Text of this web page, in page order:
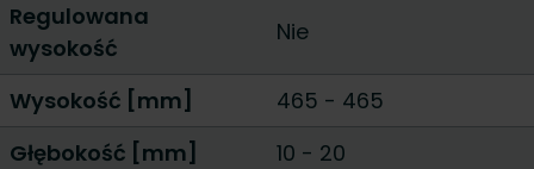
Regulowana
wysokość
Nie
Wysokość [mm]
465 - 465
Głębokość [mm]
10 - 20